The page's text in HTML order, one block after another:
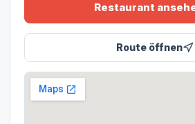
Restaurant
Route öffnen